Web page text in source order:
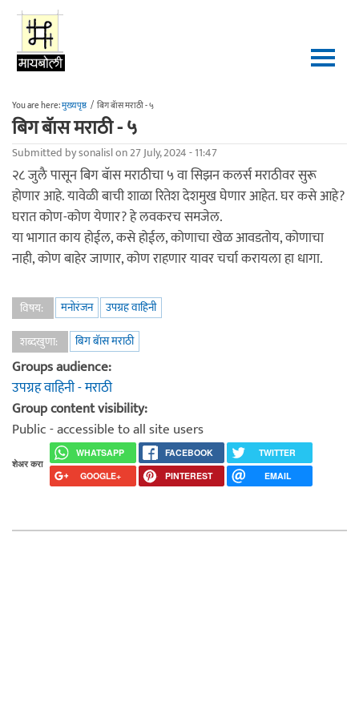
Skip to main content
You are here:मुख्यपृष्ठ / बिग बॅास मराठी - ५
बिग बॅास मराठी - ५
Submitted bysonalislon 27 July, 2024 - 11:47
२८ जुलै पासून बिग बॅास मराठीचा ५ वा सिझन कलर्स मराठीवर सुरू
होणार आहे. यावेळी बाची शाळा रितेश देशमुख घेणार आहेत. घर कसे आहे?
घरात कोण-कोण येणार? हे लवकरच समजेल.
या भागात काय होईल, कसे होईल, कोणाचा खेळ आवडतोय, कोणाचा
नाही, कोण बाहेर जाणार, कोण राहणार यावर चर्चा करायला हा धागा.
विषय: मनोरंजन
उपग्रह वाहिनी
शब्दखुणा:
बिग बॅास मराठी
Groups audience:
उपग्रह वाहिनी - मराठी
Group content visibility:
Public - accessible to all site users
शेअर करा
WHATSAPP FACEBOOK
TWITTER
GOOGLE+
PINTEREST EMAIL